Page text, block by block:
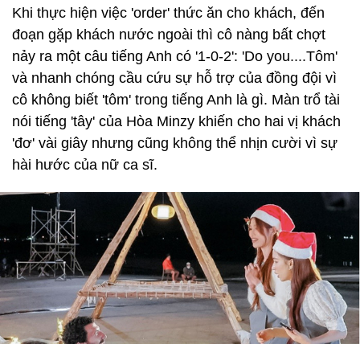
Khi thực hiện việc 'order' thức ăn cho khách, đến
đoạn gặp khách nước ngoài thì cô nàng bất chợt
nảy ra một câu tiếng Anh có '1-0-2': 'Do you....Tôm'
và nhanh chóng cầu cứu sự hỗ trợ của đồng đội vì
cô không biết 'tôm' trong tiếng Anh là gì. Màn trổ tài
nói tiếng 'tây' của Hòa Minzy khiến cho hai vị khách
'đơ' vài giây nhưng cũng không thể nhịn cười vì sự
hài hước của nữ ca sĩ.